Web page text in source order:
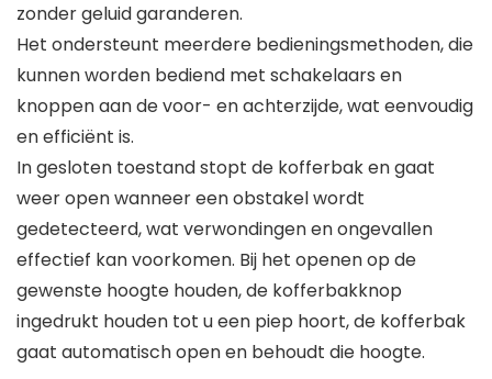
zonder geluid garanderen.
Het ondersteunt meerdere bedieningsmethoden, die
kunnen worden bediend met schakelaars en
knoppen aan de voor- en achterzijde, wat eenvoudig
en efficiënt is.
In gesloten toestand stopt de kofferbak en gaat
weer open wanneer een obstakel wordt
gedetecteerd, wat verwondingen en ongevallen
effectief kan voorkomen. Bij het openen op de
gewenste hoogte houden, de kofferbakknop
ingedrukt houden tot u een piep hoort, de kofferbak
gaat automatisch open en behoudt die hoogte.